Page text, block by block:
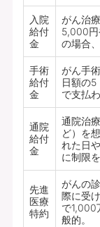
入院
給付
金
がん治
5,000円
の場合
手術
給付
金
がん手
日額の
で支払
通院
給付
金
通院治
ど）を
れた日
に制限
先進
医療
特約
がんの
際に受
で1,000
般的。